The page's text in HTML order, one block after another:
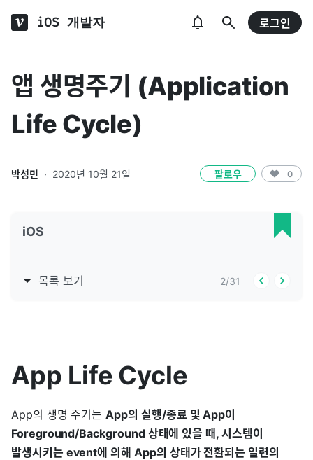
iOS 개발자 로그인
앱 생명주기 (Application
Life Cycle)
박성민 · 2020년 10월 21일 팔로우 0
iOS
목록 보기 2/31
App Life Cycle
App의 생명 주기는App의 실행/종료 및 App이
Foreground/Background 상태에 있을 때, 시스템이
발생시키는 event에 의해 App의 상태가 전환되는 일련의